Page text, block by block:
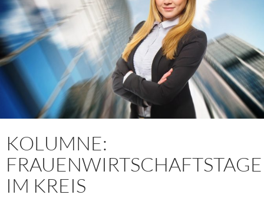
KOLUMNE:
FRAUENWIRTSCHAFTSTAGE
IM KREIS